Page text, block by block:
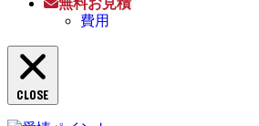
無料お見積
費用
CLOSE